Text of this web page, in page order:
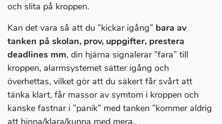
och slita på kroppen.
Kan det vara så att du ”kickar igång” bara av
tanken på skolan, prov, uppgifter, prestera
deadlines mm, din hjärna signalerar ”fara” till
kroppen, alarmsystemet sätter igång och
överhettas, vilket gör att du säkert får svårt att
tänka klart, får massor av symtom i kroppen och
kanske fastnar i ”panik” med tanken ”kommer aldrig
att hinna/klara/kunna med mera..